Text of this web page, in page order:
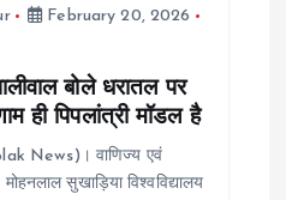
February 20, 2026
बोले धरातल पर
ही पिपलांत्री मॉडल है
News)। वाणिज्य एवं
सुखाड़िया विश्वविद्यालय